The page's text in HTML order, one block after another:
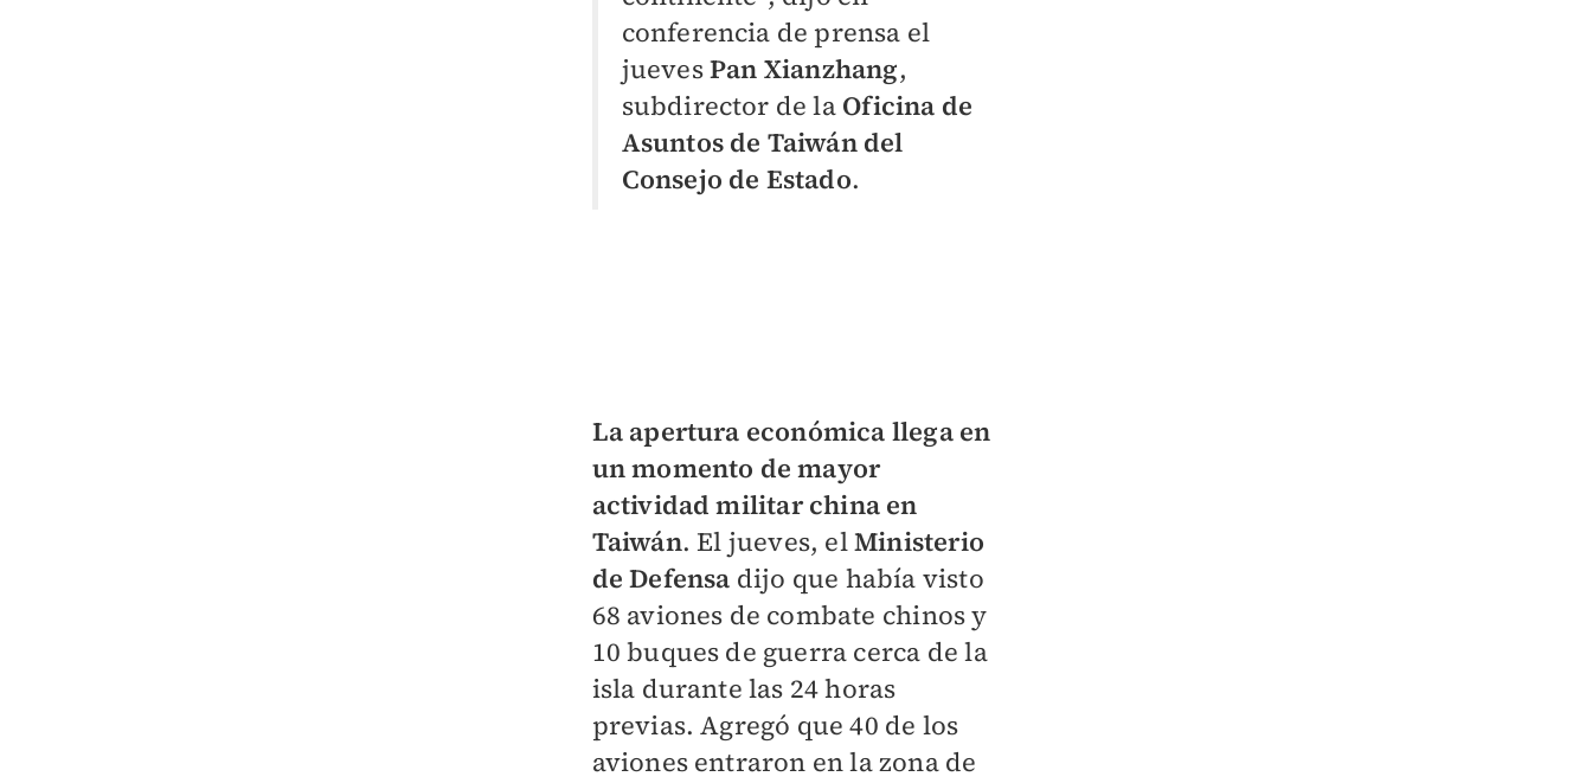
conferencia de prensa el
juevesPan Xianzhang,
subdirector de la Oficina de
Asuntos de Taiwán del
Consejo de Estado.
La apertura económica llega en
un momento de mayor
actividad militar china en
Taiwán. El jueves, elMinisterio
de Defensa dijo que había visto
68 aviones de combate chinos y
10 buques de guerra cerca de la
isla durante las 24 horas
previas. Agregó que 40 de los
aviones entraron en la zona de